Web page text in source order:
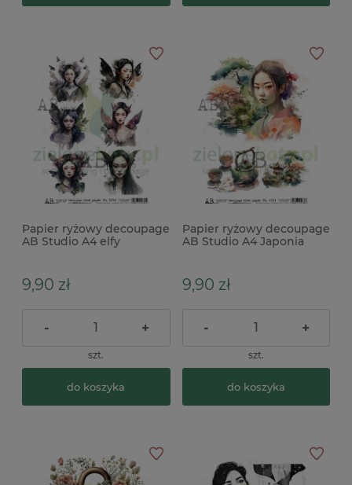
Papier ryżowy decoupage
AB Studio A4 elfy
9,90 zł
- +
szt.
do koszyka
Papier ryżowy decoupage
AB Studio A4 Japonia
9,90 zł
- +
szt.
do koszyka